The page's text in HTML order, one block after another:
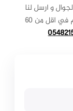
و ارسل لنا
استفسارك او طلبك , و سوف يتم الرد عليكم في اقل من 60